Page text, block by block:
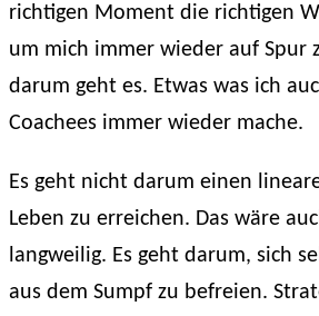
richtigen Moment die richtigen
um mich immer wieder auf Spur
darum geht es. Etwas was ich
Coachees immer wieder mache.
Es geht nicht darum einen
Leben zu erreichen. Das wäre
langweilig. Es geht darum, sich
aus dem Sumpf zu befreien.